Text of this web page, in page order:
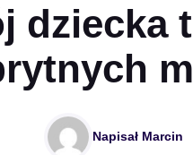
dziecka
Napisał Marcin